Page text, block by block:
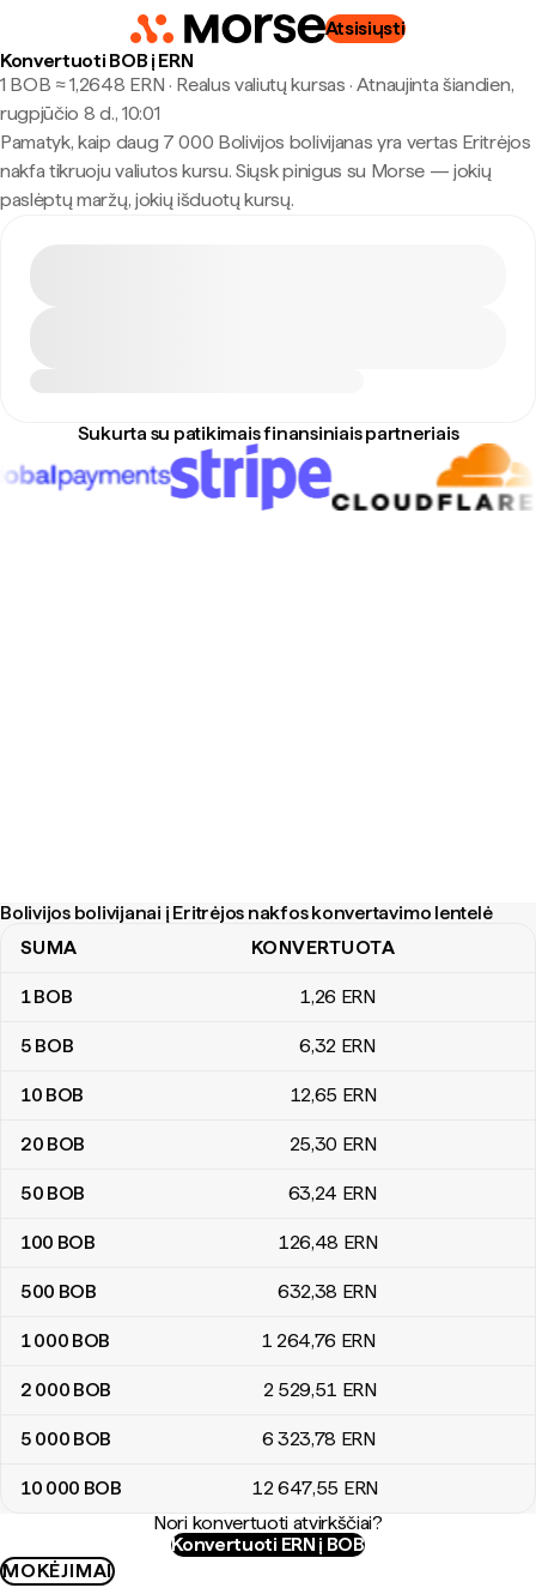
Atsisiųsti
Konvertuoti BOB į ERN
1 BOB ≈ 1,2648 ERN · Realus valiutų kursas · Atnaujinta šiandien,
rugpjūčio 8 d., 10:01
Pamatyk, kaip daug 7 000 Bolivijos bolivijanas yra vertas Eritrėjos
nakfa tikruoju valiutos kursu. Siųsk pinigus su Morse — jokių
paslėptų maržų, jokių išduotų kursų.
Sukurta su patikimais finansiniais partneriais
Bolivijos bolivijanai į Eritrėjos nakfos konvertavimo lentelė
Bolivijos bolivijanai į Eritrėjos nakfos konvertavimo lentelė
SUMA KONVERTUOTA
1BOB 1,26 ERN
5 BOB 6,32 ERN
10 BOB 12,65 ERN
20 BOB 25,30 ERN
50 BOB 63,24 ERN
100 BOB 126,48 ERN
500 BOB 632,38 ERN
1 000 BOB 1 264,76 ERN
2 000 BOB 2 529,51 ERN
5 000 BOB 6 323,78 ERN
10 000 BOB 12 647,55 ERN
Nori konvertuoti atvirkščiai?
Konvertuoti ERN į BOB
MOKĖJIMAI